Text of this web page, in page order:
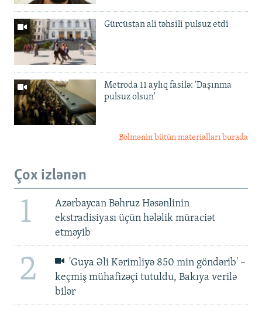
Gürcüstan ali təhsili pulsuz etdi
Metroda 11 aylıq fasilə: 'Daşınma
pulsuz olsun'
Bölmənin bütün materialları burada
Çox izlənən
1
Azərbaycan Bəhruz Həsənlinin
ekstradisiyası üçün hələlik müraciət
etməyib
2
'Guya Əli Kərimliyə 850 min göndərib' –
keçmiş mühafizəçi tutuldu, Bakıya verilə
bilər